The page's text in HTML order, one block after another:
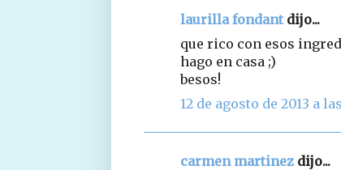
laurilla fondantdijo...
que rico con esos
hago en casa ;)
besos!
12 de agosto de 2013 a
carmen martinez dijo...